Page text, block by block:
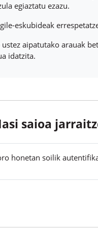
egiaztatu ezazu.
eskubideak
aipatutako arauak
idatzita.
saioa
honetan soilik